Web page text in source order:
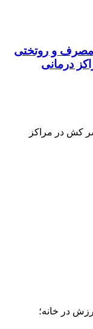
مصرف و روتختی
درمانی
کش در مراکز
در خانه؛